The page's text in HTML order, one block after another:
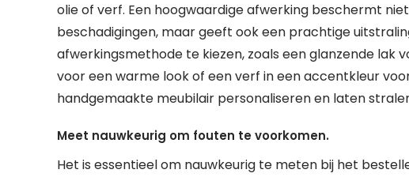
olie of verf. Een hoogwaardige afwerking beschermt
beschadigingen, maar geeft ook een prachtige
afwerkingsmethode te kiezen, zoals een glanzende lak
voor een warme look of een verf in een accentkleur
handgemaakte meubilair personaliseren en laten
Meet nauwkeurig om fouten te voorkomen.
Het is essentieel om nauwkeurig te meten bij het